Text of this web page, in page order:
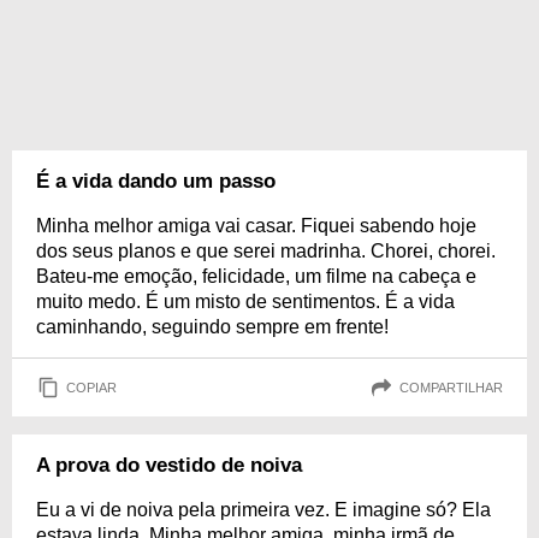
É a vida dando um passo
Minha melhor amiga vai casar. Fiquei sabendo hoje
dos seus planos e que serei madrinha. Chorei, chorei.
Bateu-me emoção, felicidade, um filme na cabeça e
muito medo. É um misto de sentimentos. É a vida
caminhando, seguindo sempre em frente!
COPIAR COMPARTILHAR
A prova do vestido de noiva
Eu a vi de noiva pela primeira vez. E imagine só? Ela